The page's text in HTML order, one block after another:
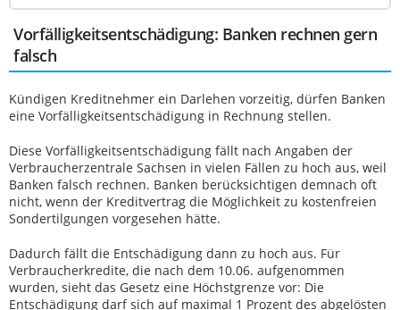
Vorfälligkeitsentschädigung: Banken rechnen gern
falsch
Kündigen Kreditnehmer ein Darlehen vorzeitig, dürfen Banken
eine Vorfälligkeitsentschädigung in Rechnung stellen.
Diese Vorfälligkeitsentschädigung fällt nach Angaben der
Verbraucherzentrale Sachsen in vielen Fällen zu hoch aus, weil
Banken falsch rechnen. Banken berücksichtigen demnach oft
nicht, wenn der Kreditvertrag die Möglichkeit zu kostenfreien
Sondertilgungen vorgesehen hätte.
Dadurch fällt die Entschädigung dann zu hoch aus. Für
Verbraucherkredite, die nach dem 10.06. aufgenommen
wurden, sieht das Gesetz eine Höchstgrenze vor: Die
Entschädigung darf sich auf maximal 1 Prozent des abgelösten